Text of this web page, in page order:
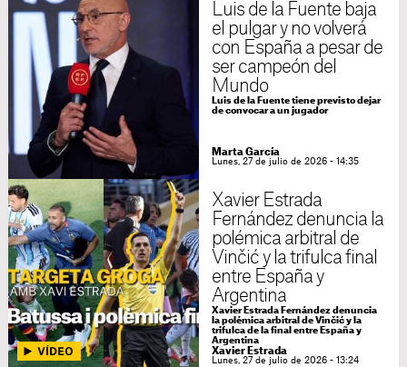
Luis de la Fuente baja
el pulgar y no volverá
con España a pesar de
ser campeón del
Mundo
Luis de la Fuente tiene previsto dejar
de convocar a un jugador
Marta García
Lunes, 27 de julio de 2026 - 14:35
Xavier Estrada
Fernández denuncia la
polémica arbitral de
Vinčić y la trifulca final
entre España y
Argentina
Xavier Estrada Fernández denuncia
la polémica arbitral de Vinčić y la
trifulca de la final entre España y
Argentina
Xavier Estrada
Lunes, 27 de julio de 2026 - 13:24